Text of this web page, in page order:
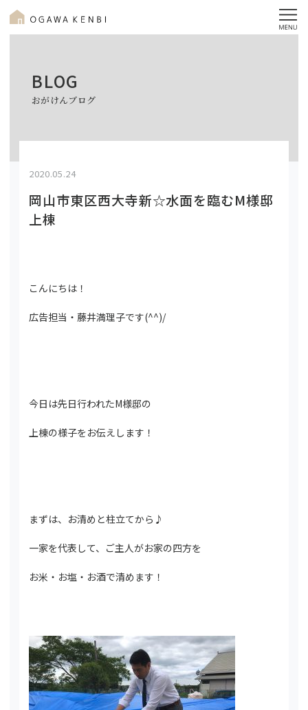
BLOG
おがけんブログ
2020.05.24
岡山市東区西大寺新☆水面を臨むM様邸
上棟
こんにちは！
広告担当・藤井満理子です(^^)/
今日は先日行われたM様邸の
上棟の様子をお伝えします！
まずは、お清めと柱立てから♪
一家を代表して、ご主人がお家の四方を
お米・お塩・お酒で清めます！